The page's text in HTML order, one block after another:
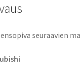
määrä
seuraavien